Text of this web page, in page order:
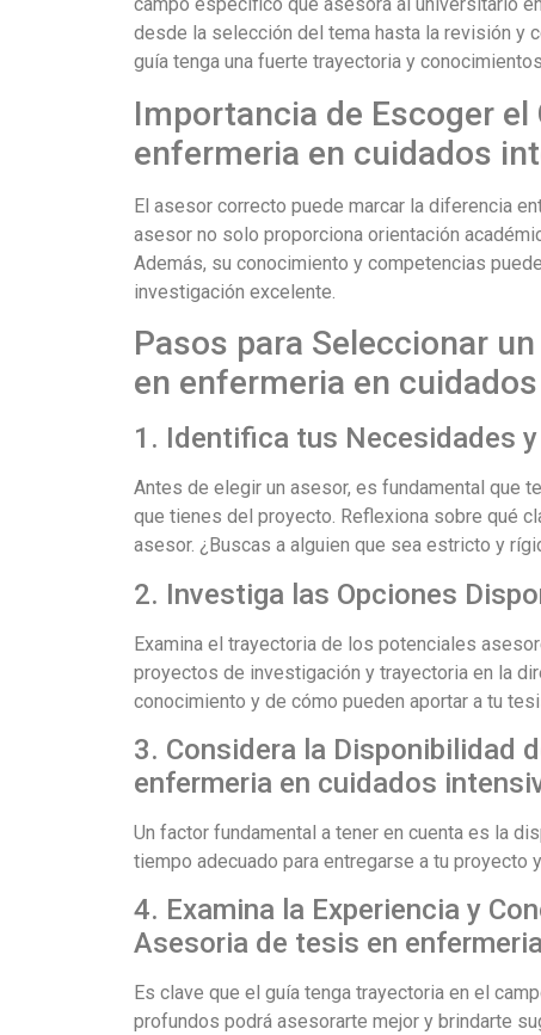
campo específico que asesora al universitario
desde la selección del tema hasta la revisión y
guía tenga una fuerte trayectoria y
Importancia de Escoger
enfermeria en cuidados
El asesor correcto puede marcar la diferencia
asesor no solo proporciona orientación
Además, su conocimiento y competencias
investigación excelente.
Pasos para Seleccionar
en enfermeria en
1. Identifica tus Necesidades
Antes de elegir un asesor, es fundamental que
que tienes del proyecto. Reflexiona sobre qué
asesor. ¿Buscas a alguien que sea estricto y
2. Investiga las Opciones
Examina el trayectoria de los potenciales
proyectos de investigación y trayectoria en la
conocimiento y de cómo pueden aportar a tu
3. Considera la Disponibilidad
enfermeria en cuidados
Un factor fundamental a tener en cuenta es la
tiempo adecuado para entregarse a tu proyecto
4. Examina la Experiencia y
Asesoria de tesis en
Es clave que el guía tenga trayectoria en el
profundos podrá asesorarte mejor y brindarte